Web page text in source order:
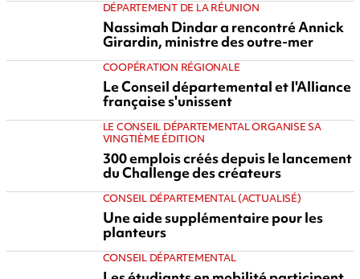
DÉPARTEMENT DE LA RÉUNION
Nassimah Dindar a rencontré Annick
Girardin, ministre des outre-mer
COOPÉRATION RÉGIONALE
Le Conseil départemental et l'Alliance
française s'unissent
LE CONSEIL DÉPARTEMENTAL ORGANISE SA
VINGTIÈME ÉDITION
300 emplois créés depuis le lancement
du Challenge des créateurs
CONSEIL DÉPARTEMENTAL (ACTUALISÉ)
Une aide supplémentaire pour les
planteurs
CONSEIL DÉPARTEMENTAL